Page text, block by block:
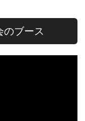
のブース